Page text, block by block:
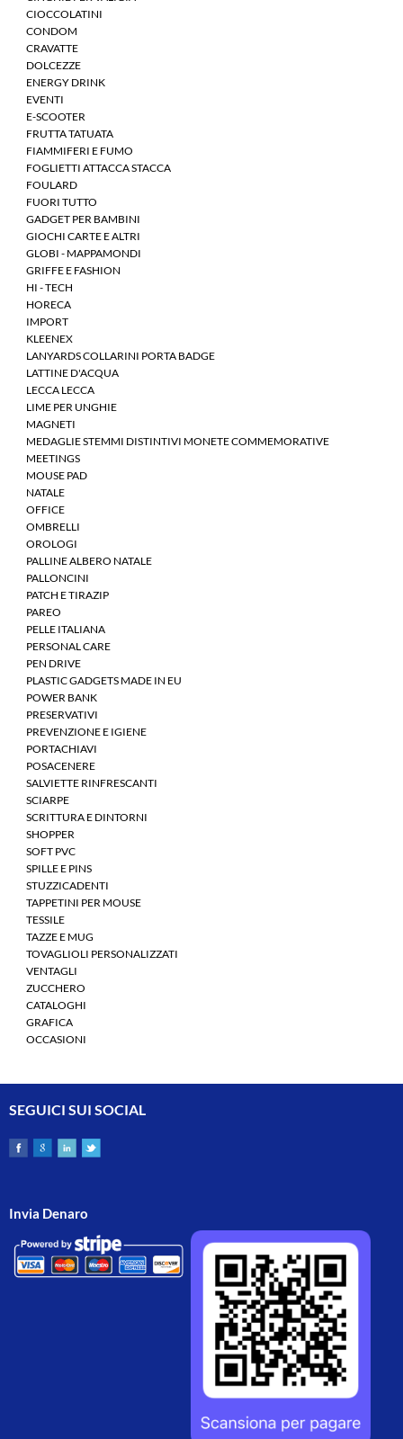
CIOCCOLATINI
CONDOM
CRAVATTE
DOLCEZZE
ENERGY DRINK
EVENTI
E-SCOOTER
FRUTTA TATUATA
FIAMMIFERI E FUMO
FOGLIETTI ATTACCA STACCA
FOULARD
FUORI TUTTO
GADGET PER BAMBINI
GIOCHI CARTE E ALTRI
GLOBI - MAPPAMONDI
GRIFFE E FASHION
HI - TECH
HORECA
IMPORT
KLEENEX
LANYARDS COLLARINI PORTA BADGE
LATTINE D'ACQUA
LECCA LECCA
LIME PER UNGHIE
MAGNETI
MEDAGLIE STEMMI DISTINTIVI MONETE COMMEMORATIVE
MEETINGS
MOUSE PAD
NATALE
OFFICE
OMBRELLI
OROLOGI
PALLINE ALBERO NATALE
PALLONCINI
PATCH E TIRAZIP
PAREO
PELLE ITALIANA
PERSONAL CARE
PEN DRIVE
PLASTIC GADGETS MADE IN EU
POWER BANK
PRESERVATIVI
PREVENZIONE E IGIENE
PORTACHIAVI
POSACENERE
SALVIETTE RINFRESCANTI
SCIARPE
SCRITTURA E DINTORNI
SHOPPER
SOFT PVC
SPILLE E PINS
STUZZICADENTI
TAPPETINI PER MOUSE
TESSILE
TAZZE E MUG
TOVAGLIOLI PERSONALIZZATI
VENTAGLI
ZUCCHERO
CATALOGHI
GRAFICA
OCCASIONI
SEGUICI SUI SOCIAL
Invia Denaro